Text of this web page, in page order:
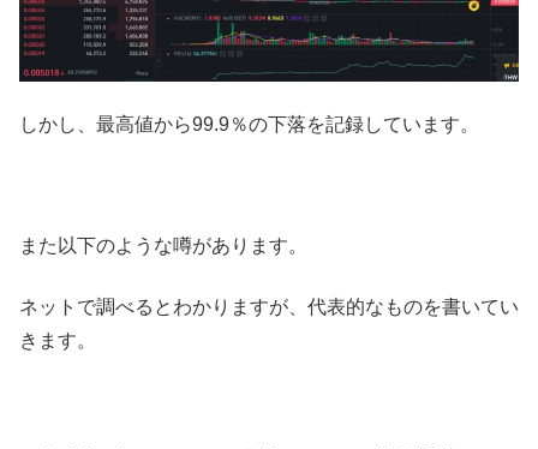
しかし、最高値から99.9％の下落を記録しています。
また以下のような噂があります。
ネットで調べるとわかりますが、代表的なものを書いてい
きます。